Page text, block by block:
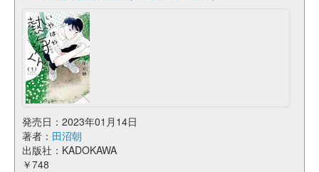
発売日：2023年01月14日
著者： 田沼朝
出版社：KADOKAWA
￥748